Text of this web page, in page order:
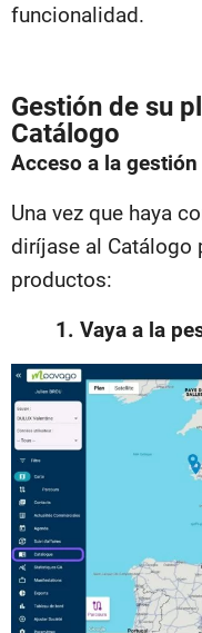
funcionalidad.
Gestión de su
Catálogo
Acceso a la
Una vez que haya
diríjase al Catálogo
productos:
1. Vaya a la